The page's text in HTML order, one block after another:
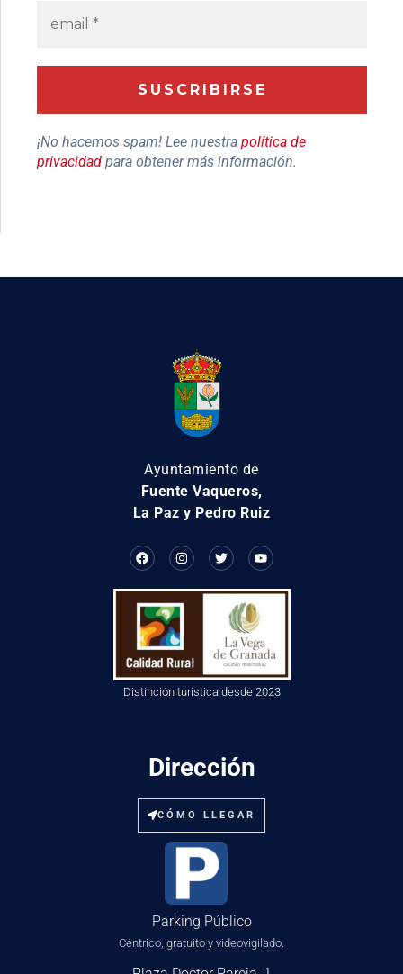
¡No hacemos spam! Lee nuestra política de
privacidad para obtener más información.
Ayuntamiento de
Fuente Vaqueros,
La Paz y Pedro Ruiz
Distinción turística desde 2023
Dirección
CÓMO LLEGAR
Parking Público
Céntrico, gratuito y videovigilado.